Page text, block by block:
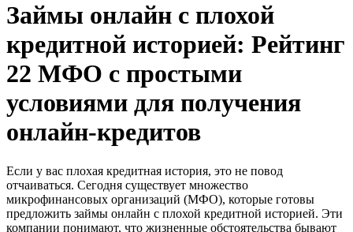
Займы онлайн с плохой
кредитной историей: Рейтинг
22 МФО с простыми
условиями для получения
онлайн-кредитов
Если у вас плохая кредитная история, это не повод
отчаиваться. Сегодня существует множество
микрофинансовых организаций (МФО), которые готовы
предложить займы онлайн с плохой кредитной историей. Эти
компании понимают, что жизненные обстоятельства бывают